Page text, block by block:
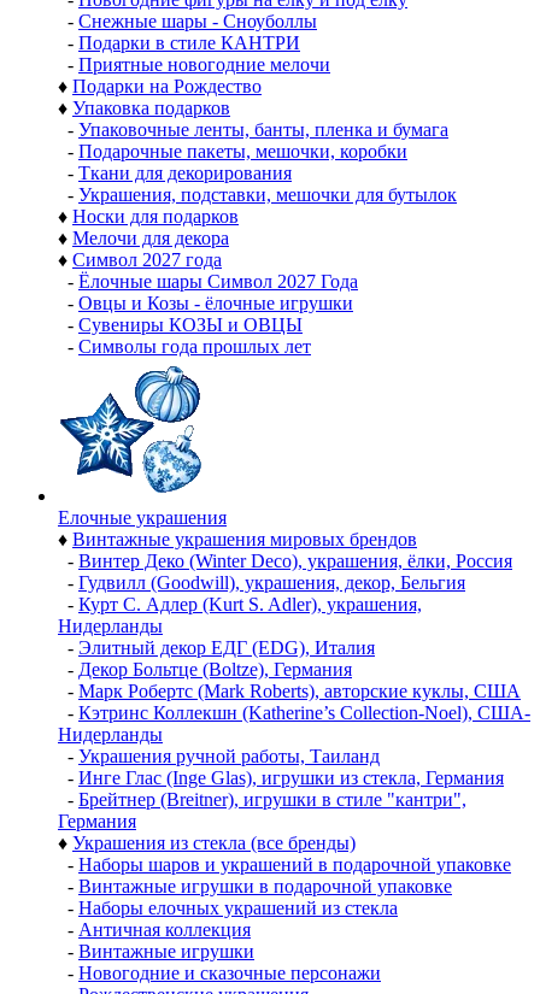
- Снежные шары - Сноуболлы
- Подарки в стиле КАНТРИ
- Приятные новогодние мелочи
♦ Подарки на Рождество
♦ Упаковка подарков
- Упаковочные ленты, банты, пленка и бумага
- Подарочные пакеты, мешочки, коробки
- Ткани для декорирования
- Украшения, подставки, мешочки для бутылок
♦ Носки для подарков
♦ Мелочи для декора
♦ Символ 2027 года
- Ёлочные шары Символ 2027 Года
- Овцы и Козы - ёлочные игрушки
- Сувениры КОЗЫ и ОВЦЫ
- Символы года прошлых лет
Елочные украшения
♦ Винтажные украшения мировых брендов
- Винтер Деко (Winter Deco), украшения, ёлки, Россия
- Гудвилл (Goodwill), украшения, декор, Бельгия
- Курт С. Адлер (Kurt S. Adler), украшения,
Нидерланды
- Элитный декор ЕДГ (EDG), Италия
- Декор Больтце (Boltze), Германия
- Марк Робертс (Mark Roberts), авторские куклы, США
- Кэтринс Коллекшн (Katherine’s Collection-Noel), США-
Нидерланды
- Украшения ручной работы, Таиланд
- Инге Глас (Inge Glas), игрушки из стекла, Германия
- Брейтнер (Breitner), игрушки в стиле "кантри",
Германия
♦ Украшения из стекла (все бренды)
- Наборы шаров и украшений в подарочной упаковке
- Винтажные игрушки в подарочной упаковке
- Наборы елочных украшений из стекла
- Античная коллекция
- Винтажные игрушки
- Новогодние и сказочные персонажи